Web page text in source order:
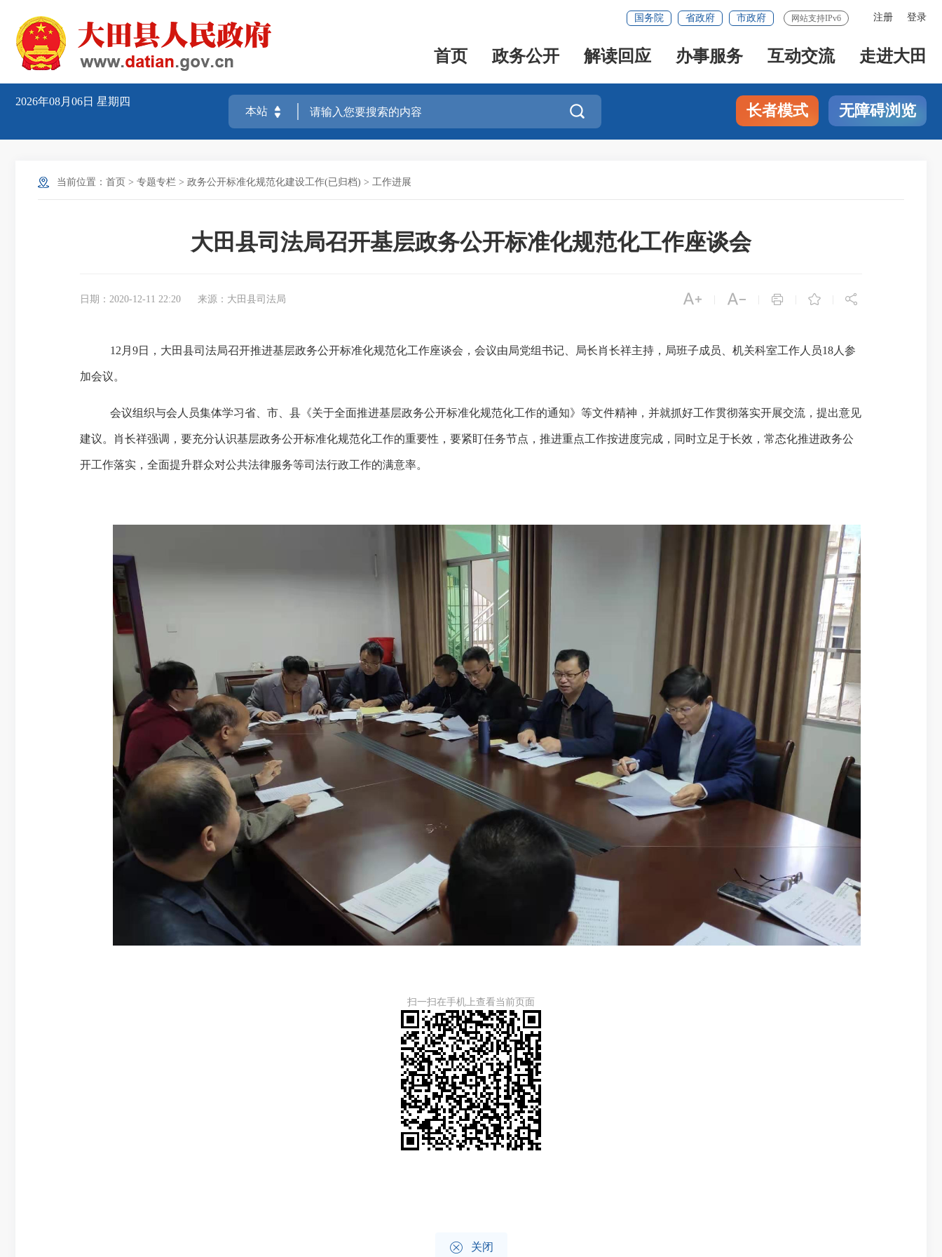
注册 登录
国务院 省政府 市政府 网站支持IPv6
首页 政务公开 解读回应 办事服务 互动交流 走进大田
2026年08月06日 星期四
 长者模式 无障碍浏览
当前位置： 首页 > 专题专栏 > 政务公开标准化规范化建设工作(已归档) > 工作进展
大田县司法局召开基层政务公开标准化规范化工作座谈会
日期：2020-12-11 22:20 来源：大田县司法局     
12 月 9日， 大田县司法局召开推进基层政务公开标准化规范化工作座谈会 ， 会议由局党组书记、局长肖长祥主持， 局班子成员、 机关科室工作人员18人参
加会议。
会议组织与会人员集体学习省、市、县《关于全面推进基层政务公开标准化规范化工作的通知》等文件精神，并就抓好工作贯彻落实开展交流，提出意见
建议。肖长祥强调，要充分认识基层政务公开标准化规范化工作的重要性，要紧盯任务节点，推进重点工作按进度完成，同时立足于长效，常态化推进政务公
开工作落实，全面提升群众对公共法律服务等司法行政工作的满意率。
扫一扫在手机上查看当前页面
 关闭